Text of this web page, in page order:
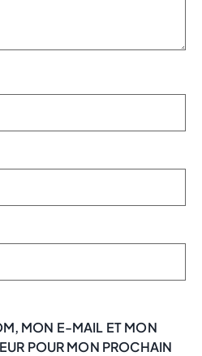
MON E-MAIL ET MON
POUR MON PROCHAIN